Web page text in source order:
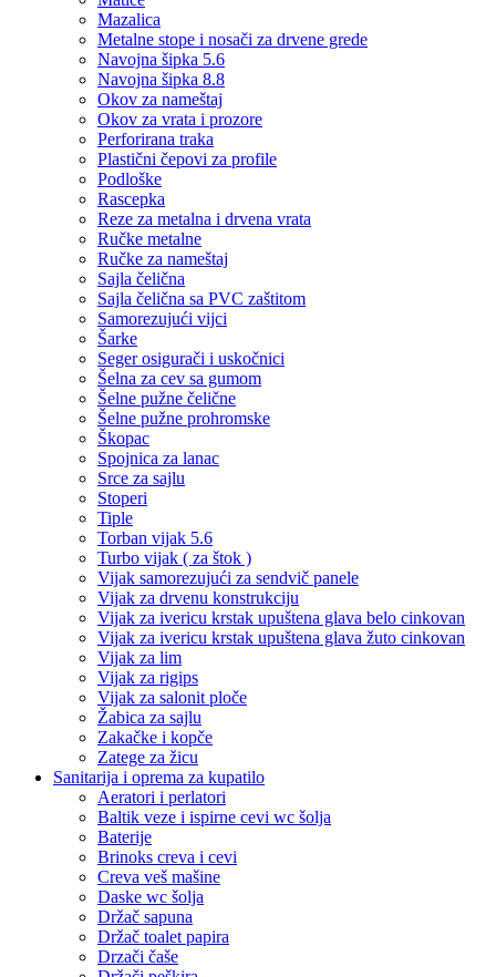
Mazalica
Metalne stope i nosači za drvene grede
Navojna šipka 5.6
Navojna šipka 8.8
Okov za nameštaj
Okov za vrata i prozore
Perforirana traka
Plastični čepovi za profile
Podloške
Rascepka
Reze za metalna i drvena vrata
Ručke metalne
Ručke za nameštaj
Sajla čelična
Sajla čelična sa PVC zaštitom
Samorezujući vijci
Šarke
Seger osigurači i uskočnici
Šelna za cev sa gumom
Šelne pužne čelične
Šelne pužne prohromske
Škopac
Spojnica za lanac
Srce za sajlu
Stoperi
Tiple
Torban vijak 5.6
Turbo vijak ( za štok )
Vijak samorezujući za sendvič panele
Vijak za drvenu konstrukciju
Vijak za ivericu krstak upuštena glava belo cinkovan
Vijak za ivericu krstak upuštena glava žuto cinkovan
Vijak za lim
Vijak za rigips
Vijak za salonit ploče
Žabica za sajlu
Zakačke i kopče
Zatege za žicu
Sanitarija i oprema za kupatilo
Aeratori i perlatori
Baltik veze i ispirne cevi wc šolja
Baterije
Brinoks creva i cevi
Creva veš mašine
Daske wc šolja
Držač sapuna
Držač toalet papira
Drzači čaše